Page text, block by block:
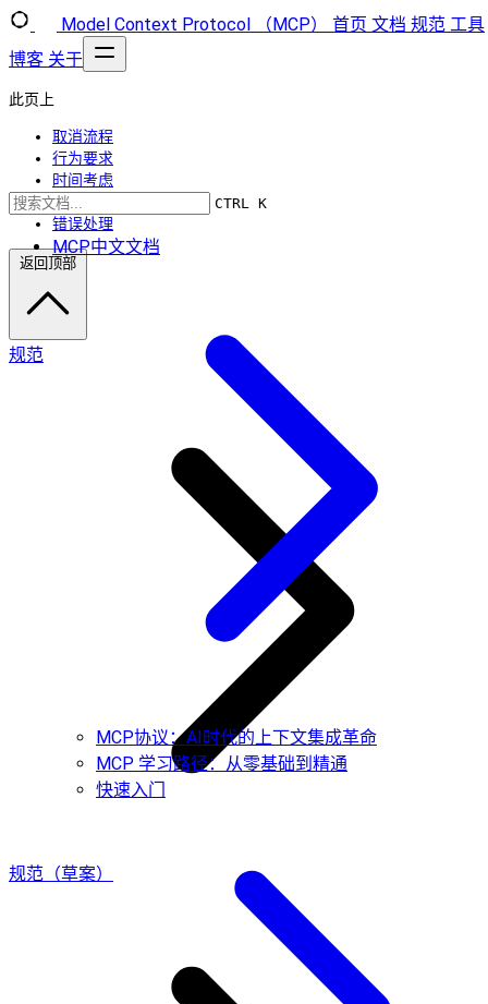
Model Context Protocol （MCP） 首页 文档 规范 工具
博客 关于
CTRL K
MCP中文文档
MCP协议：AI时代的上下文集成革命
MCP 学习路径：从零基础到精通
快速入门
此页上
取消流程
行为要求
时间考虑
实施说明
错误处理
返回顶部
规范
规范（草案）